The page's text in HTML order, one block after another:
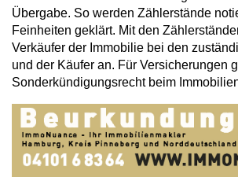
Übergabe. So werden Zählerstände
Feinheiten geklärt. Mit den
Verkäufer der Immobilie bei den
und der Käufer an. Für Versicherungen
Sonderkündigungsrecht beim